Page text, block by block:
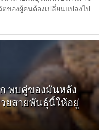
ของผู้คนต้องเปลี่ยนแปลงไป
พบคู่ของมันหลัง
ยสายพันธุ์นี้ให้อยู่